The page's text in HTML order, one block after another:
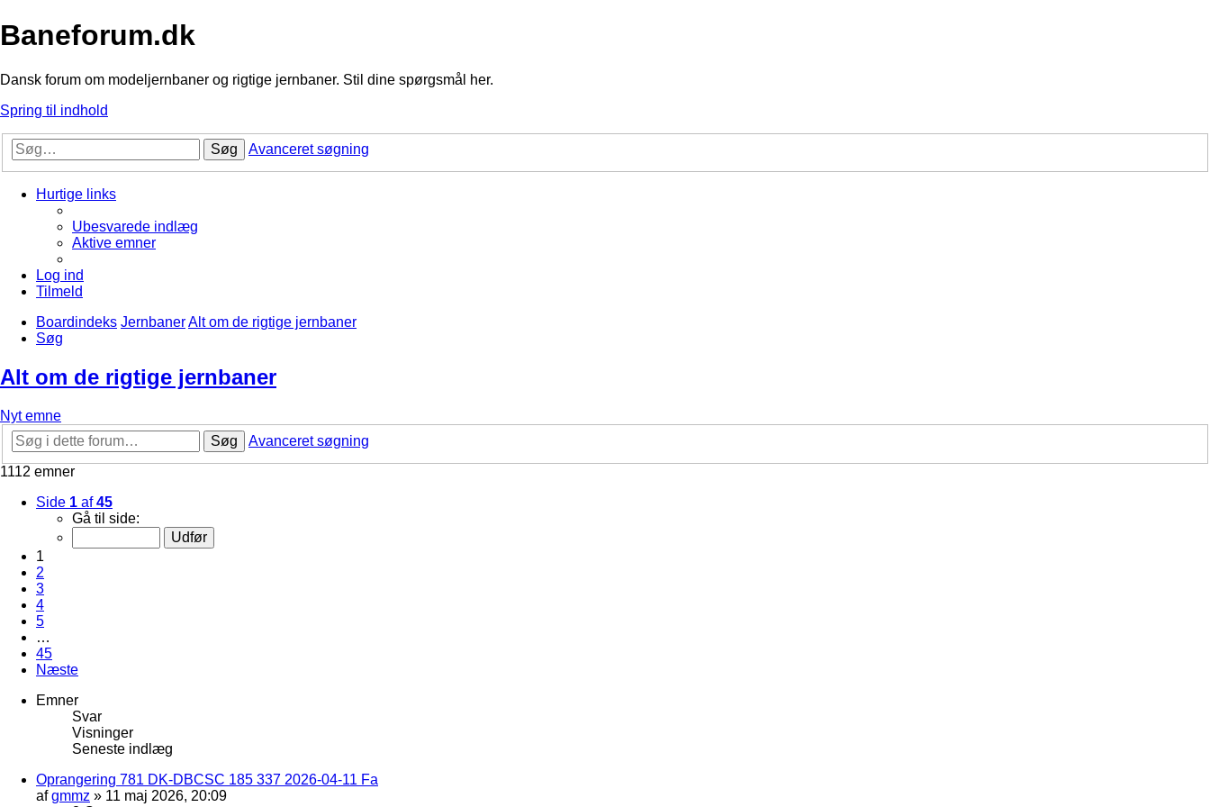
Baneforum.dk
Dansk forum om modeljernbaner og rigtige jernbaner. Stil dine spørgsmål her.
Spring til indhold
Søg Avanceret søgning
Hurtige links
Ubesvarede indlæg
Aktive emner
Log ind
Tilmeld
Boardindeks JernbanerAlt om de rigtige jernbaner
Søg
Alt om de rigtige jernbaner
Nyt emne
Søg
Avanceret søgning
1112 emner
Side 1 af45
Gå til side:
1
2
3
4
5
…
45
Næste
Emner
Svar
Visninger
Seneste indlæg
Oprangering 781 DK-DBCSC 185 337 2026-04-11 Fa
afgmmz » 11 maj 2026, 20:09